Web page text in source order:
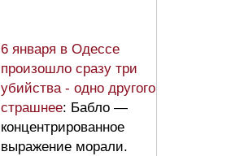
6 января в Одессе
произошло сразу три
убийства - одно другого
страшнее: Бабло —
концентрированное
выражение морали.